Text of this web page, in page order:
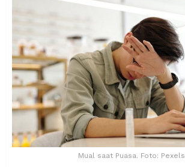
Mual saat Puasa. Foto: Pexels